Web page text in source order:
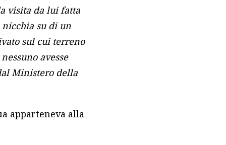
visita da lui fatta
nicchia su di un
sul cui terreno
avesse
Ministero della
apparteneva alla